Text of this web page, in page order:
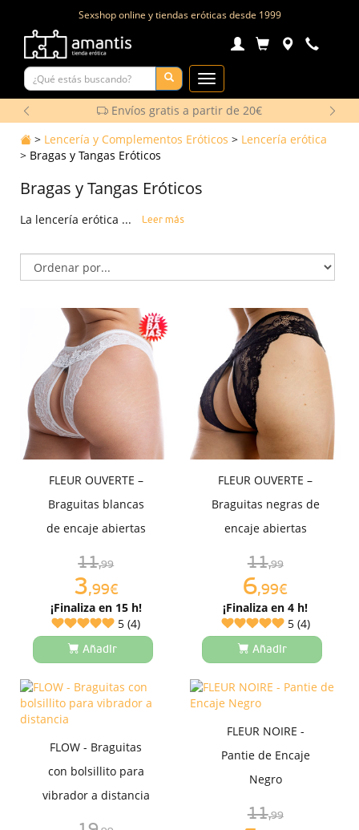
Sexshop online y tiendas eróticas desde 1999
Toggle
Navigation
Envíos gratis a partir de 20€
> Lencería y Complementos Eróticos > Lencería erótica
> Bragas y Tangas Eróticos
Bragas y Tangas Eróticos
La lencería erótica ... Leer más
FLEUR OUVERTE –
Braguitas blancas
de encaje abiertas
11,99
3,99€
¡Finaliza en 15 h!
5 (4)
Añadir
FLEUR OUVERTE –
Braguitas negras de
encaje abiertas
11,99
6,99€
¡Finaliza en 4 h!
5 (4)
Añadir
FLOW - Braguitas
con bolsillito para
vibrador a distancia
FLEUR NOIRE -
Pantie de Encaje
Negro
11,99